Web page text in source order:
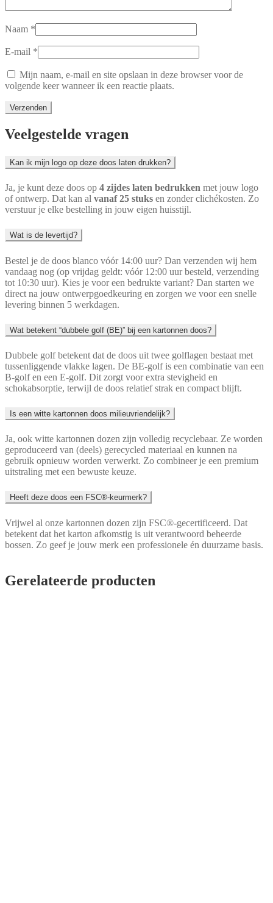
Naam *
E-mail *
Mijn naam, e-mail en site opslaan in deze browser voor de
volgende keer wanneer ik een reactie plaats.
Veelgestelde vragen
Kan ik mijn logo op deze doos laten drukken?
Ja, je kunt deze doos op 4 zijdes laten bedrukken met jouw logo
of ontwerp. Dat kan al vanaf 25 stuks en zonder clichékosten. Zo
verstuur je elke bestelling in jouw eigen huisstijl.
Wat is de levertijd?
Bestel je de doos blanco vóór 14:00 uur? Dan verzenden wij hem
vandaag nog (op vrijdag geldt: vóór 12:00 uur besteld, verzending
tot 10:30 uur). Kies je voor een bedrukte variant? Dan starten we
direct na jouw ontwerpgoedkeuring en zorgen we voor een snelle
levering binnen 5 werkdagen.
Wat betekent “dubbele golf (BE)” bij een kartonnen doos?
Dubbele golf betekent dat de doos uit twee golflagen bestaat met
tussenliggende vlakke lagen. De BE-golf is een combinatie van een
B-golf en een E-golf. Dit zorgt voor extra stevigheid en
schokabsorptie, terwijl de doos relatief strak en compact blijft.
Is een witte kartonnen doos milieuvriendelijk?
Ja, ook witte kartonnen dozen zijn volledig recyclebaar. Ze worden
geproduceerd van (deels) gerecycled materiaal en kunnen na
gebruik opnieuw worden verwerkt. Zo combineer je een premium
uitstraling met een bewuste keuze.
Heeft deze doos een FSC®-keurmerk?
Vrijwel al onze kartonnen dozen zijn FSC®-gecertificeerd. Dat
betekent dat het karton afkomstig is uit verantwoord beheerde
bossen. Zo geef je jouw merk een professionele én duurzame basis.
Gerelateerde producten